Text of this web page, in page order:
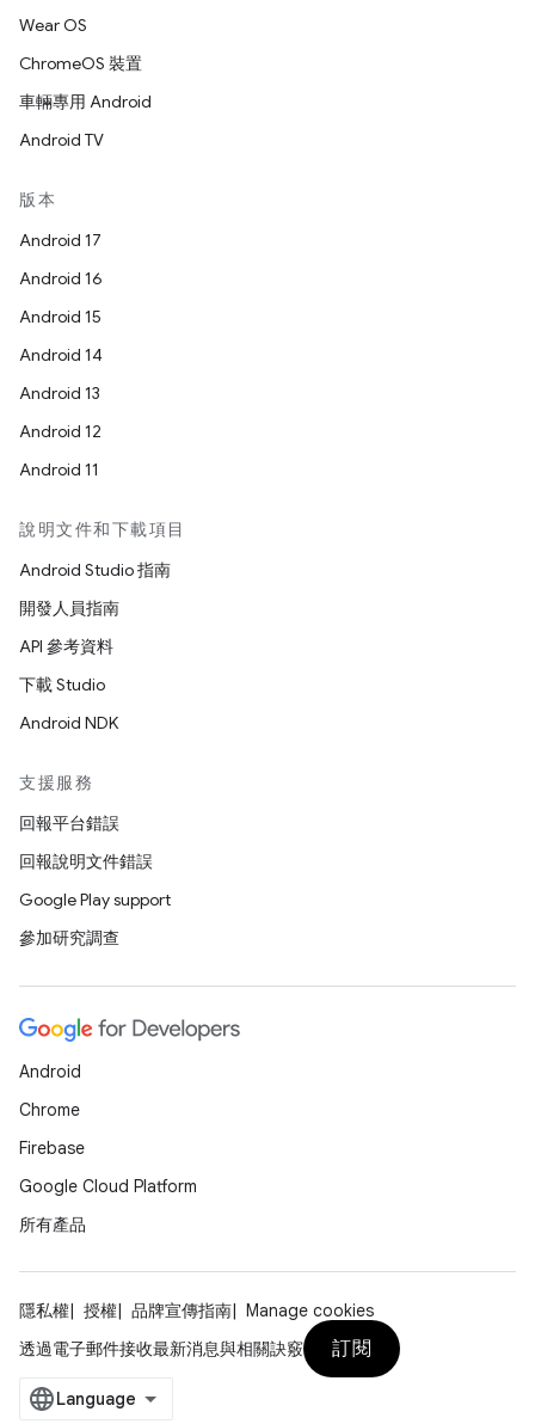
Wear OS
ChromeOS 裝置
車輛專用 Android
Android TV
版本
Android 17
Android 16
Android 15
Android 14
Android 13
Android 12
Android 11
說明文件和下載項目
Android Studio 指南
開發人員指南
API 參考資料
下載 Studio
Android NDK
支援服務
回報平台錯誤
回報說明文件錯誤
Google Play support
參加研究調查
Android
Chrome
Firebase
Google Cloud Platform
所有產品
隱私權 授權 品牌宣傳指南
Manage cookies
透過電子郵件接收最新消息與相關訣竅
訂閱